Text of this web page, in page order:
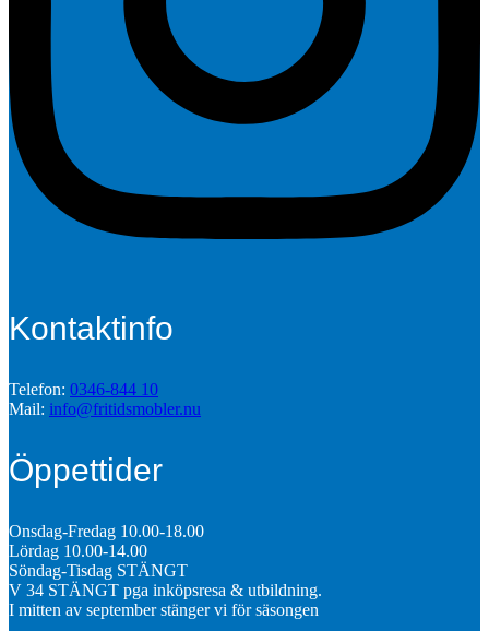
Kontaktinfo
Telefon: 0346-844 10
Mail: info@fritidsmobler.nu
Öppettider
Onsdag-Fredag 10.00-18.00
Lördag 10.00-14.00
Söndag-Tisdag STÄNGT
V 34 STÄNGT pga inköpsresa & utbildning.
I mitten av september stänger vi för säsongen